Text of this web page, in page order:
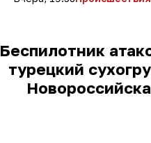
Беспилотник
турецкий
Новороссийска